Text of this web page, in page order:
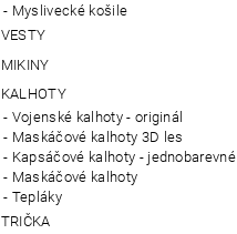
Myslivecké košile
VESTY
MIKINY
KALHOTY
Vojenské kalhoty - originál
Maskáčové kalhoty 3D les
Kapsáčové kalhoty - jednobarevné
Maskáčové kalhoty
Tepláky
TRIČKA